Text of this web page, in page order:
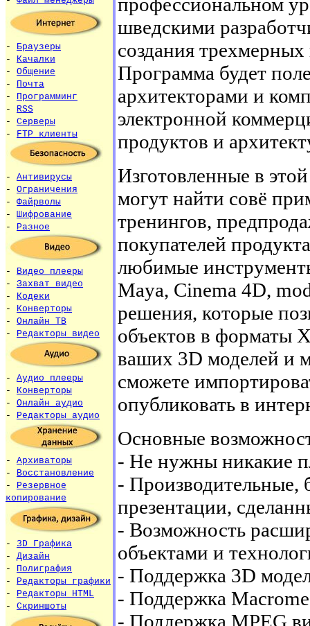
- Браузеры
- Качалки
- Общение
- Почта
- Программинг
- RSS
- Серверы
- FTP клиенты
- Антивирусы
- Ограничения
- Файрволы
- Шифрование
- Разное
- Видео плееры
- Захват видео
- Кодеки
- Конверторы
- Онлайн ТВ
- Редакторы видео
- Аудио плееры
- Конверторы
- Онлайн аудио
- Редакторы аудио
- Архиваторы
- Восстановление
- Резервное
копирование
- 3D Графика
- Дизайн
- Полиграфия
- Редакторы графики
- Редакторы HTML
- Скриншоты
шведскими
создания трехмерных
Программа будет
архитекторами и
электронной
продуктов и
Изготовленные в
могут найти совё
тренингов,
покупателей
любимые
Maya, Cinema 4D,
решения, которые
объектов в форматы
ваших 3D моделей и
сможете
опубликовать в
Основные
- Не нужны никакие
- Производительные,
презентации,
- Возможность
объектами и
- Поддержка 3D
- Поддержка
- Поддержка MPEG